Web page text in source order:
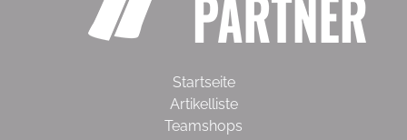
Startseite
Artikelliste
Teamshops